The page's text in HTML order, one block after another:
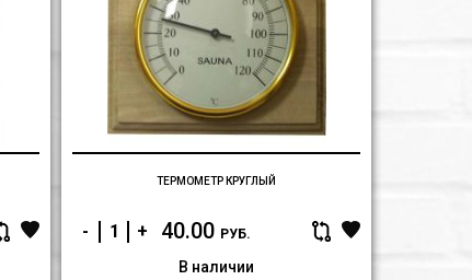
ТЕРМОМЕТР КРУГЛЫЙ
+
- 40.00 РУБ.
В наличии